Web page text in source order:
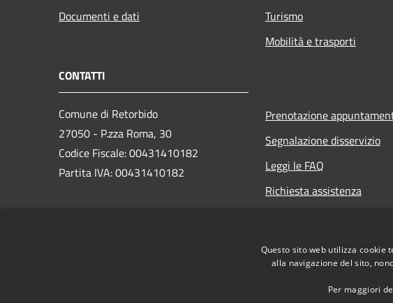
Documenti e dati
Turismo
Mobilità e trasporti
CONTATTI
Comune di Retorbido
27050 - P.zza Roma, 30
Codice Fiscale: 00431410182
Partita IVA: 00431410182
Prenotazione
Segnalazione disservizio
Leggi le FAQ
Richiesta assistenza
Questo sito web utilizza cookie
alla navigazione del sito,
Per maggiori